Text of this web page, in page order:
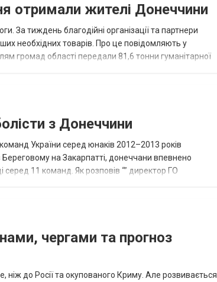
отримали жителі Донеччини
За тиждень благодійні організації та партнери
необхідних товарів. Про це повідомляють у
громад області передали 81,6 тонни гуманітарної
з Донеччини
України серед юнаків 2012–2013 років
на Закарпатті, донеччани впевнено
11 команд. Як розповів “” директор ГО
чергами та прогноз
ніж до Росії та окупованого Криму. Але розвивається